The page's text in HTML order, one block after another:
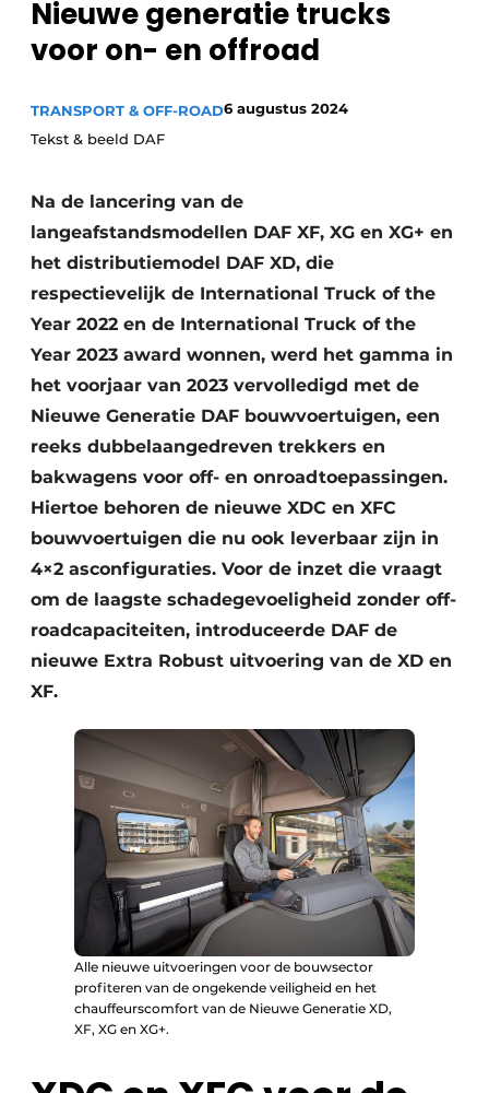
Privacy / Cookie statement
Vacature aanmelden
Video’s
Nieuwe generatie trucks
voor on- en offroad
TRANSPORT & OFF-ROAD6 augustus 2024
Tekst & beeld DAF
Na de lancering van de
langeafstandsmodellen DAF XF, XG en XG+ en
het distributiemodel DAF XD, die
respectievelijk de International Truck of the
Year 2022 en de International Truck of the
Year 2023 award wonnen, werd het gamma in
het voorjaar van 2023 vervolledigd met de
Nieuwe Generatie DAF bouwvoertuigen, een
reeks dubbelaangedreven trekkers en
bakwagens voor off- en onroadtoepassingen.
Hiertoe behoren de nieuwe XDC en XFC
bouwvoertuigen die nu ook leverbaar zijn in
4×2 asconfiguraties. Voor de inzet die vraagt
om de laagste schadegevoeligheid zonder off-
roadcapaciteiten, introduceerde DAF de
nieuwe Extra Robust uitvoering van de XD en
XF.
Alle nieuwe uitvoeringen voor de bouwsector
profiteren van de ongekende veiligheid en het
chauffeurscomfort van de Nieuwe Generatie XD,
XF, XG en XG+.